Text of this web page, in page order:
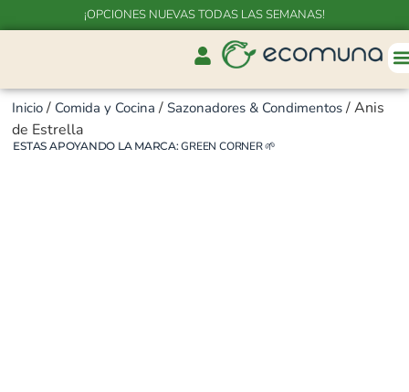
¡OPCIONES NUEVAS TODAS LAS SEMANAS!
Inicio / Comida y Cocina /Sazonadores & Condimentos / Anis
de Estrella
ESTAS APOYANDO LA MARCA:GREEN CORNER🌱